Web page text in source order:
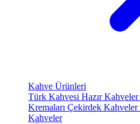
Kahve Ürünleri
Türk Kahvesi Hazır Kahveler
Kremaları Çekirdek Kahveler
Kahveler